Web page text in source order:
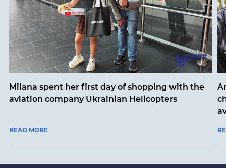
Milana spent her first day of shopping with the
aviation company Ukrainian Helicopters
READ MORE